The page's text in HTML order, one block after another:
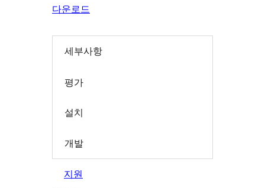
다운로드
세부사항
평가
설치
개발
지원